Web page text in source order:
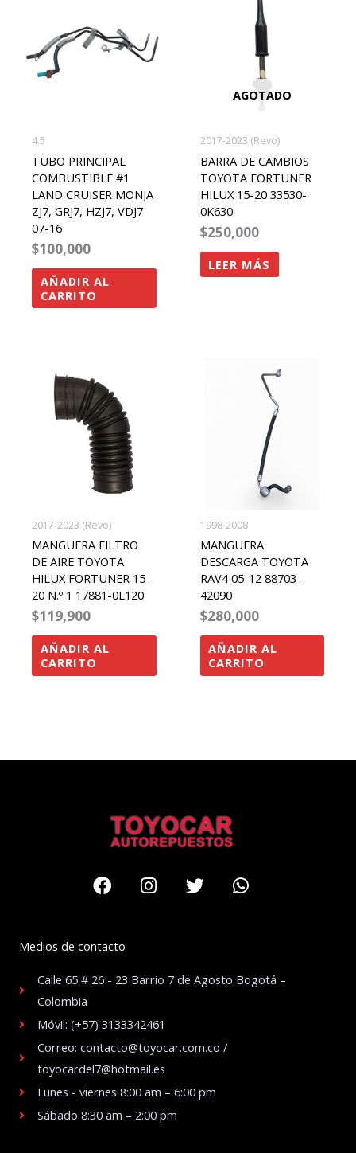
4.5
TUBO PRINCIPAL
COMBUSTIBLE #1
LAND CRUISER MONJA
ZJ7, GRJ7, HZJ7, VDJ7
07-16
$100,000
AÑADIR AL
CARRITO
AGOTADO
2017-2023 (Revo)
BARRA DE CAMBIOS
TOYOTA FORTUNER
HILUX 15-20 33530-
0K630
$250,000
LEER MÁS
2017-2023 (Revo)
MANGUERA FILTRO
DE AIRE TOYOTA
HILUX FORTUNER 15-
20 N.º 1 17881-0L120
$119,900
AÑADIR AL
CARRITO
1998-2008
MANGUERA
DESCARGA TOYOTA
RAV4 05-12 88703-
42090
$280,000
AÑADIR AL
CARRITO
FacebookInstagram
TwitterWhatsapp
Medios de contacto
Calle 65 # 26 - 23 Barrio 7 de Agosto Bogotá –
Colombia
Móvil: (+57) 3133342461
Correo: contacto@toyocar.com.co /
toyocardel7@hotmail.es
Lunes - viernes 8:00 am – 6:00 pm
Sábado 8:30 am – 2:00 pm